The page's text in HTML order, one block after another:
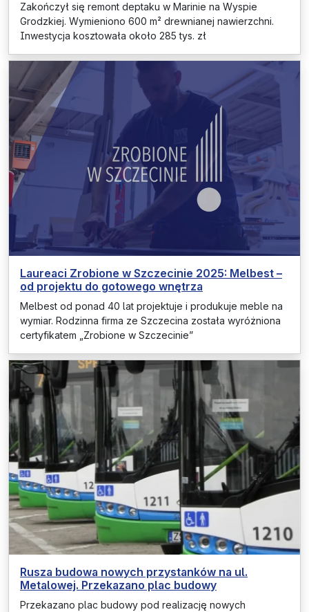
Zakończył się remont deptaku w Marinie na Wyspie
Grodzkiej. Wymieniono 600 m² drewnianej nawierzchni.
Inwestycja kosztowała około 285 tys. zł
Laureaci Zrobione w Szczecinie 2025: Melbest –
od projektu do gotowego wnętrza
Melbest od ponad 40 lat projektuje i produkuje meble na
wymiar. Rodzinna firma ze Szczecina została wyróżniona
certyfikatem „Zrobione w Szczecinie”
Rusza budowa nowych przystanków na ul.
Metalowej. Przekazano plac budowy
Przekazano plac budowy pod realizację nowych